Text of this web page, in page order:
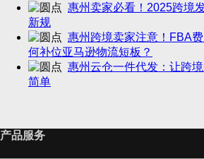
惠州卖家必看！2025跨境
新规
惠州跨境卖家注意！FBA
何补位亚马逊物流短板？
惠州云仓一件代发：让跨
简单
产品服务